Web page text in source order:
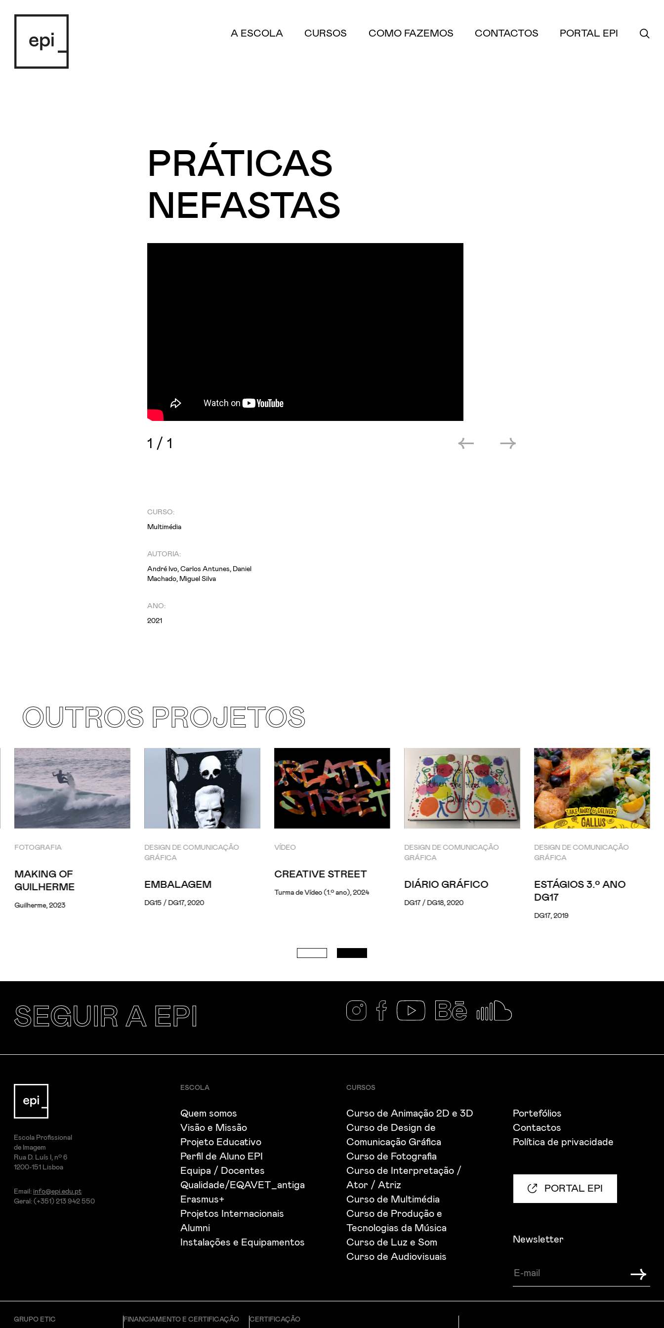
A ESCOLA CURSOS COMO FAZEMOS CONTACTOS PORTAL EPI
PRÁTICAS
NEFASTAS
1 /1
CURSO:
Multimédia
AUTORIA:
André Ivo, Carlos Antunes, Daniel
Machado, Miguel Silva
ANO:
2021
OUTROS PROJETOS
FOTOGRAFIA
MAKING OF
GUILHERME
Guilherme, 2023
DESIGN DE COMUNICAÇÃO
GRÁFICA
EMBALAGEM
DG15 / DG17, 2020
VÍDEO
CREATIVE STREET
Turma de Vídeo (1.º ano), 2024
DESIGN DE COMUNICAÇÃO
GRÁFICA
DIÁRIO GRÁFICO
DG17 / DG18, 2020
DESIGN DE COMUNICAÇÃO
GRÁFICA
ESTÁGIOS 3.º ANO
DG17
DG17, 2019
SEGUIR A EPI
Escola Profissional
de Imagem
Rua D. Luís I, nº 6
1200-151 Lisboa
Email: info@epi.edu.pt
Geral: (+351) 213 942 550
ESCOLA
Quem somos
Visão e Missão
Projeto Educativo
Perfil de Aluno EPI
Equipa / Docentes
Qualidade/EQAVET_antiga
Erasmus+
Projetos Internacionais
Alumni
Instalações e Equipamentos
CURSOS
Curso de Animação 2D e 3D
Curso de Design de
Comunicação Gráfica
Curso de Fotografia
Curso de Interpretação /
Ator / Atriz
Curso de Multimédia
Curso de Produção e
Tecnologias da Música
Curso de Luz e Som
Curso de Audiovisuais
Portefólios
Contactos
Política de privacidade
PORTAL EPI
Newsletter
GRUPO ETIC FINANCIAMENTO E CERTIFICAÇÃO CERTIFICAÇÃO